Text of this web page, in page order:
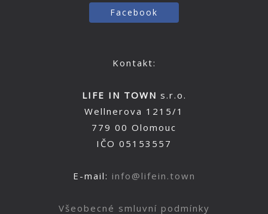
Facebook
Kontakt:
LIFE IN TOWN s.r.o.
Wellnerova 1215/1
779 00 Olomouc
IČO 05153557
E-mail: info@lifein.town
Všeobecné smluvní podmínky